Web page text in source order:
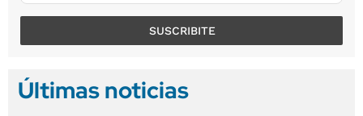
SUSCRIBITE
Últimas noticias